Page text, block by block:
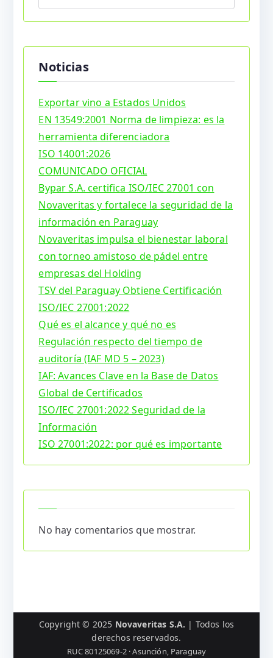
Noticias
Exportar vino a Estados Unidos
EN 13549:2001 Norma de limpieza: es la
herramienta diferenciadora
ISO 14001:2026
COMUNICADO OFICIAL
Bypar S.A. certifica ISO/IEC 27001 con
Novaveritas y fortalece la seguridad de la
información en Paraguay
Novaveritas impulsa el bienestar laboral
con torneo amistoso de pádel entre
empresas del Holding
TSV del Paraguay Obtiene Certificación
ISO/IEC 27001:2022
Qué es el alcance y qué no es
Regulación respecto del tiempo de
auditoría (IAF MD 5 – 2023)
IAF: Avances Clave en la Base de Datos
Global de Certificados
ISO/IEC 27001:2022 Seguridad de la
Información
ISO 27001:2022: por qué es importante
No hay comentarios que mostrar.
Copyright © 2025 Novaveritas S.A. | Todos los
derechos reservados.
RUC 80125069-2 · Asunción, Paraguay